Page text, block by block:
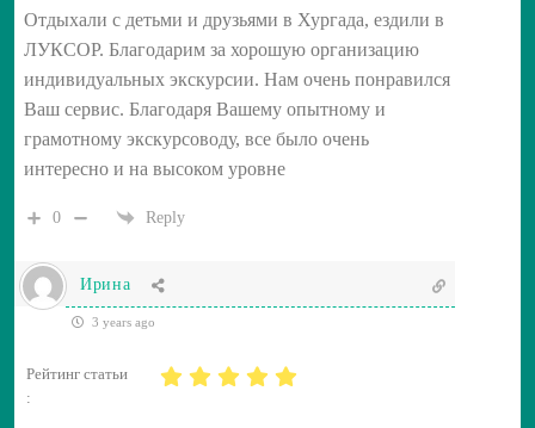
Отдыхали с детьми и друзьями в Хургада, ездили в
ЛУКСОР. Благодарим за хорошую организацию
индивидуальных экскурсии. Нам очень понравился
Ваш сервис. Благодаря Вашему опытному и
грамотному экскурсоводу, все было очень
интересно и на высоком уровне
0 Reply
Ирина
3 years ago
Рейтинг статьи
: